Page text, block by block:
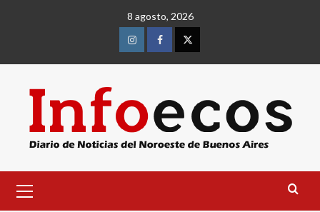
8 agosto, 2026
InstagramFacebookTwitter
primario